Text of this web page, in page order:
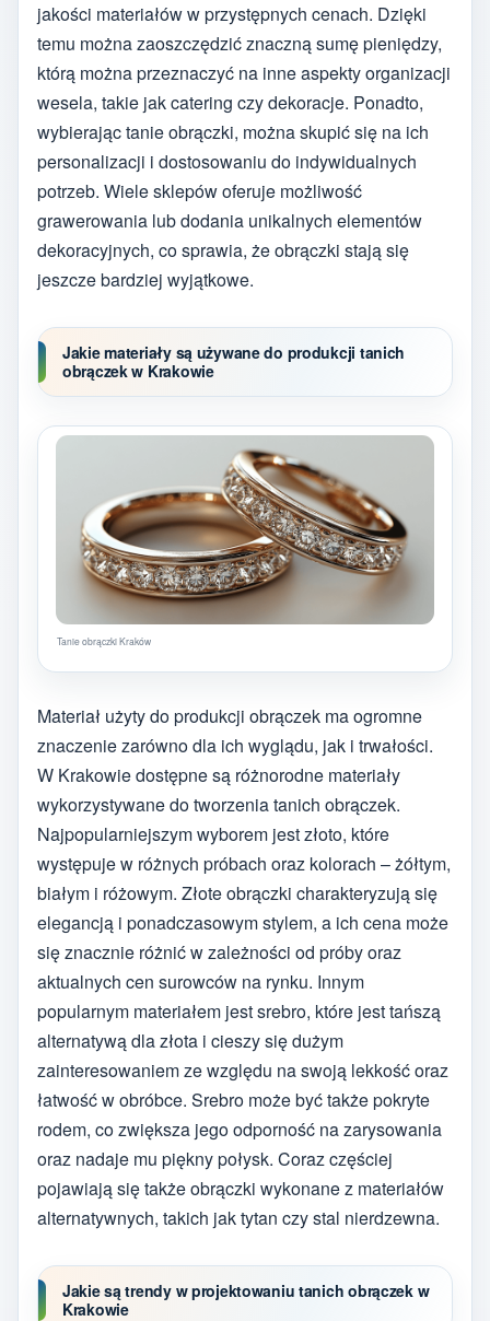
jakości materiałów w przystępnych cenach. Dzięki
temu można zaoszczędzić znaczną sumę pieniędzy,
którą można przeznaczyć na inne aspekty organizacji
wesela, takie jak catering czy dekoracje. Ponadto,
wybierając tanie obrączki, można skupić się na ich
personalizacji i dostosowaniu do indywidualnych
potrzeb. Wiele sklepów oferuje możliwość
grawerowania lub dodania unikalnych elementów
dekoracyjnych, co sprawia, że obrączki stają się
jeszcze bardziej wyjątkowe.
Jakie materiały są używane do produkcji tanich
obrączek w Krakowie
Tanie obrączki Kraków
Materiał użyty do produkcji obrączek ma ogromne
znaczenie zarówno dla ich wyglądu, jak i trwałości.
W Krakowie dostępne są różnorodne materiały
wykorzystywane do tworzenia tanich obrączek.
Najpopularniejszym wyborem jest złoto, które
występuje w różnych próbach oraz kolorach – żółtym,
białym i różowym. Złote obrączki charakteryzują się
elegancją i ponadczasowym stylem, a ich cena może
się znacznie różnić w zależności od próby oraz
aktualnych cen surowców na rynku. Innym
popularnym materiałem jest srebro, które jest tańszą
alternatywą dla złota i cieszy się dużym
zainteresowaniem ze względu na swoją lekkość oraz
łatwość w obróbce. Srebro może być także pokryte
rodem, co zwiększa jego odporność na zarysowania
oraz nadaje mu piękny połysk. Coraz częściej
pojawiają się także obrączki wykonane z materiałów
alternatywnych, takich jak tytan czy stal nierdzewna.
Jakie są trendy w projektowaniu tanich obrączek w
Krakowie